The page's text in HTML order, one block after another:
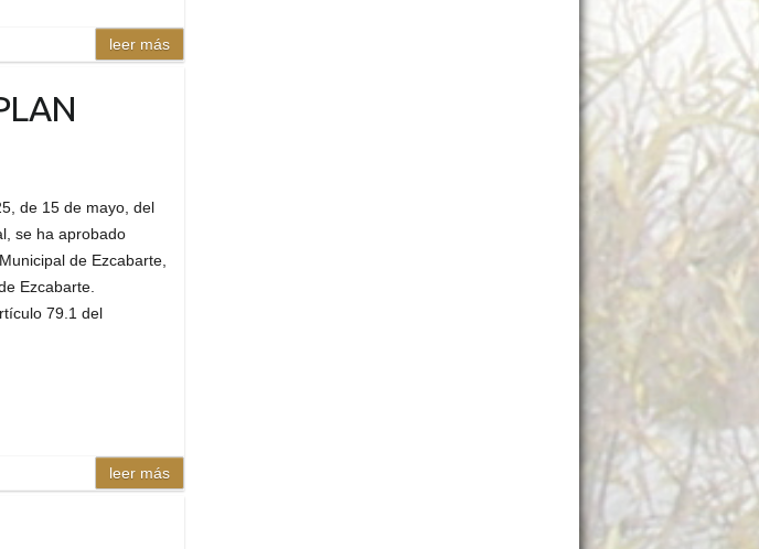
leer más
de 15 de mayo, del
se ha aprobado
de Ezcabarte,
Ezcabarte.
79.1 del
leer más